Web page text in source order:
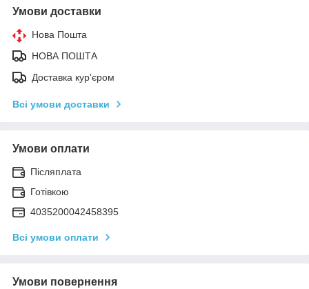
Умови доставки
Нова Пошта
НОВА ПОШТА
Доставка кур'єром
Всі умови доставки
Умови оплати
Післяплата
Готівкою
4035200042458395
Всі умови оплати
Умови повернення